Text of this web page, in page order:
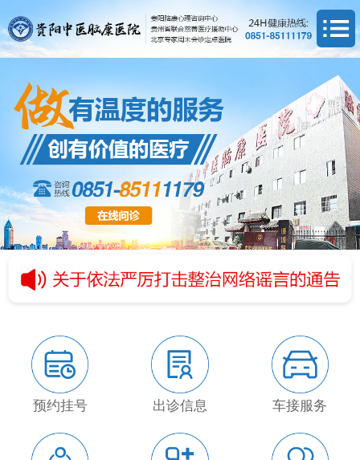
预约挂号 出诊信息 车接服务